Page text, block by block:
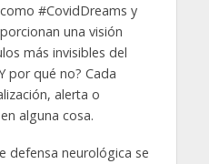
#CovidDreams y
una visión
más invisibles del
por qué no? Cada
alerta o
alguna cosa.
defensa neurológica se